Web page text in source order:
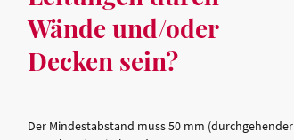
Wände und/oder
Decken sein?
Der Mindestabstand muss 50 mm (durchgehender